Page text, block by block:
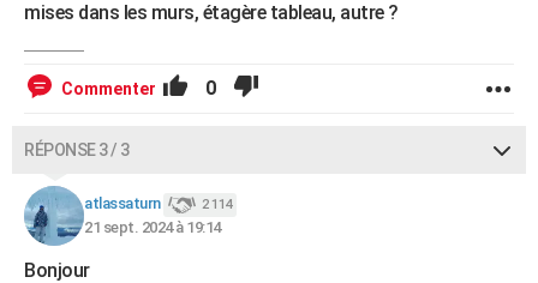
mises dans les murs, étagère tableau, autre ?
Commenter 0
RÉPONSE 3 / 3
atlassaturn 2 114
21 sept. 2024 à 19:14
Bonjour